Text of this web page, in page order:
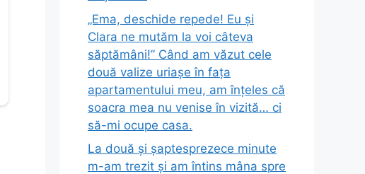
„Ema, deschide repede! Eu și
Clara ne mutăm la voi câteva
săptămâni!” Când am văzut cele
două valize uriașe în fața
apartamentului meu, am înțeles că
soacra mea nu venise în vizită… ci
să-mi ocupe casa.
La două și șaptesprezece minute
m-am trezit și am întins mâna spre